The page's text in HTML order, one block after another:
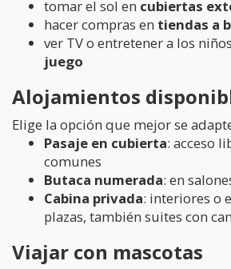
tomar el sol en cubiertas
hacer compras en tiendas a
ver TV o entretener a los
juego
Alojamientos
Elige la opción que mejor se
Pasaje en cubierta: acceso
comunes
Butaca numerada: en
Cabina privada: interiores o
plazas, también suites con
Viajar con mascotas